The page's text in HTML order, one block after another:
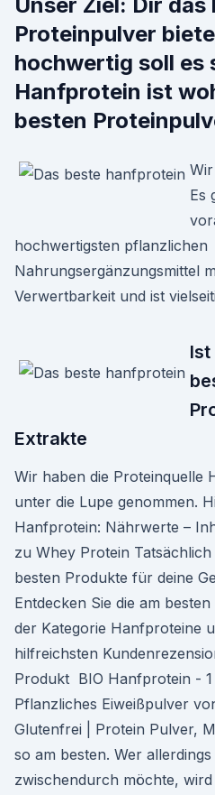
Proteinpulver
hochwertig soll es
Hanfprotein ist
besten
Es
hochwertigsten pflanzlichen
Nahrungsergänzungsmittel
Verwertbarkeit und ist
Extrakte
Wir haben die Proteinquelle
unter die Lupe genommen.
Hanfprotein: Nährwerte –
zu Whey Protein
besten Produkte für deine
Entdecken Sie die am
der Kategorie Hanfproteine
hilfreichsten
Produkt BIO Hanfprotein - 1
Pflanzliches Eiweißpulver
Glutenfrei | Protein Pulver,
so am besten. Wer
zwischendurch möchte,